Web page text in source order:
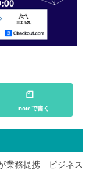
noteで書く
業務提携 ビジネス